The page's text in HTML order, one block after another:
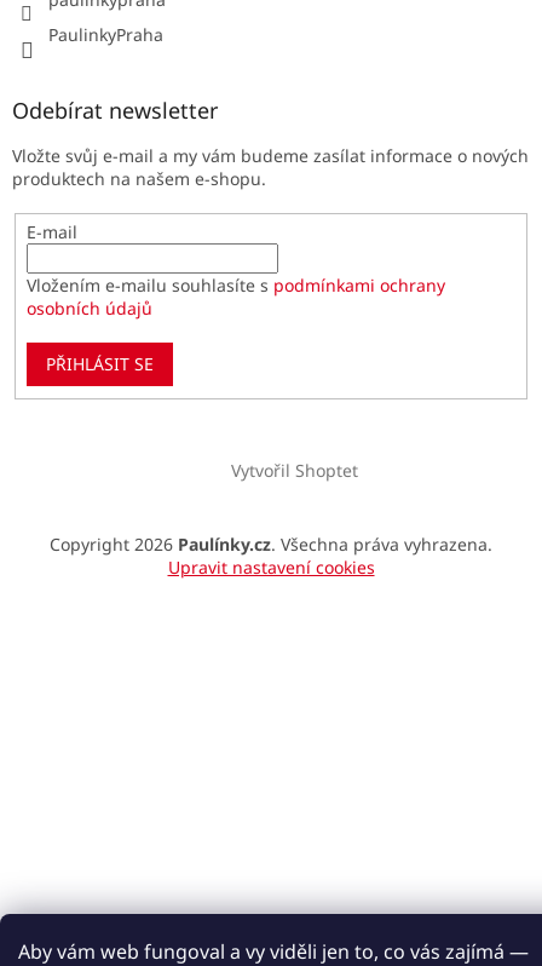
Aby vám web fungoval a vy viděli jen to, co vás zajímá —
PaulinkyPraha
Odebírat newsletter
Vložte svůj e-mail a my vám budeme zasílat informace o nových
produktech na našem e-shopu.
E-mail
Vložením e-mailu souhlasíte s podmínkami ochrany
osobních údajů
PŘIHLÁSIT SE
Vytvořil Shoptet
Copyright 2026 Paulínky.cz. Všechna práva vyhrazena.
Upravit nastavení cookies